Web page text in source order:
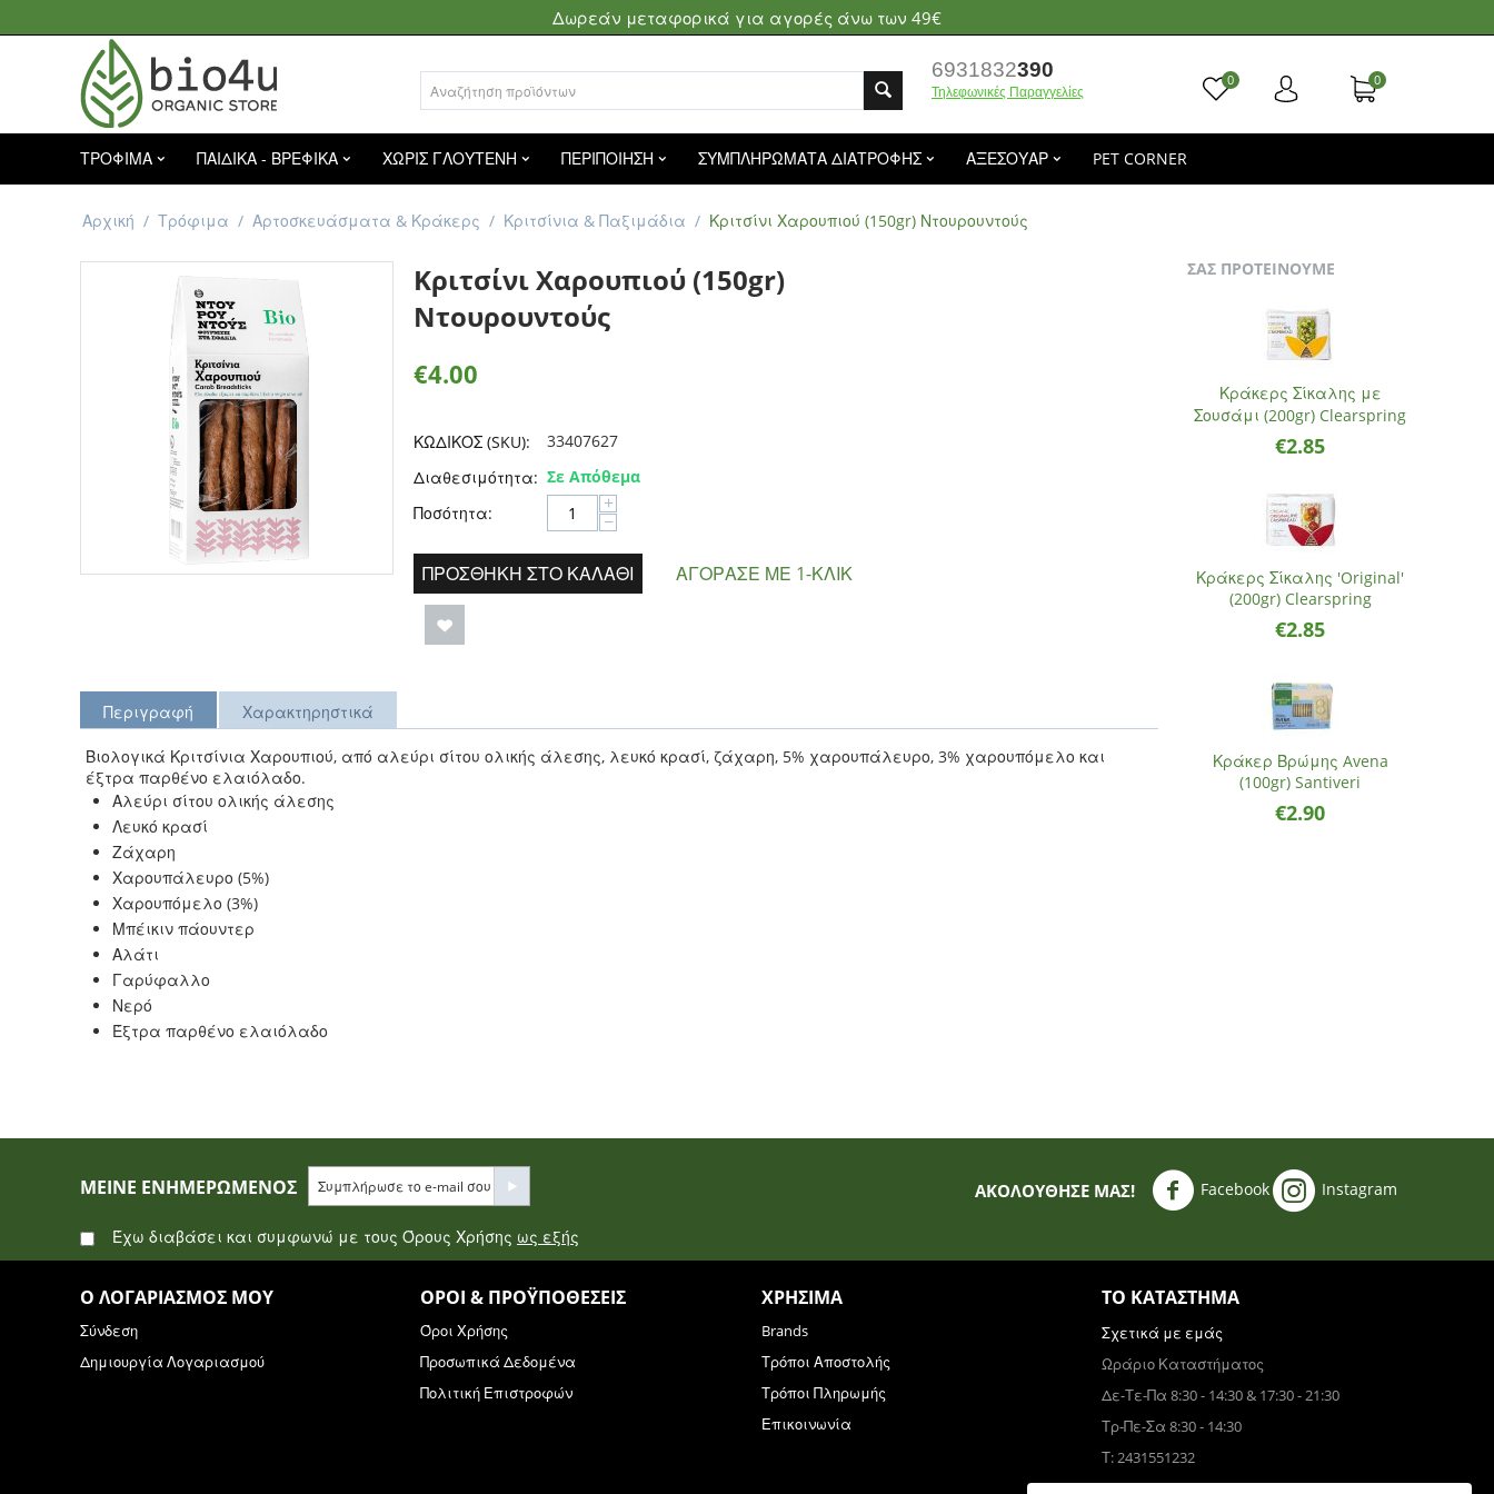
Δωρεάν μεταφορικά για αγορές άνω των 49€
6931832390
Τηλεφωνικές Παραγγελίες
0 0
ΤΡΟΦΙΜΑ ΠΑΙΔΙΚΑ - ΒΡΕΦΙΚΑ ΧΩΡΙΣ ΓΛΟΥΤΕΝΗ ΠΕΡΙΠΟΙΗΣΗ ΣΥΜΠΛΗΡΩΜΑΤΑ ΔΙΑΤΡΟΦΗΣ ΑΞΕΣΟΥΑΡ PET CORNER
Αρχική / Τρόφιμα / Αρτοσκευάσματα & Κράκερς / Κριτσίνια & Παξιμάδια / Κριτσίνι Χαρουπιού (150gr) Ντουρουντούς
Κριτσίνι Χαρουπιού (150gr)
Ντουρουντούς
€4.00
ΚΩΔΙΚΟΣ (SKU):
33407627
Διαθεσιμότητα: Σε Απόθεμα
Ποσότητα:
+
−
ΠΡΟΣΘΉΚΗ ΣΤΟ ΚΑΛΆΘΙ ΑΓΌΡΑΣΕ ΜΕ 1-ΚΛΙΚ
Περιγραφή Χαρακτηρηστικά
Βιολογικά Κριτσίνια Χαρουπιού, από αλεύρι σίτου ολικής άλεσης, λευκό κρασί, ζάχαρη, 5% χαρουπάλευρο, 3% χαρουπόμελο και
έξτρα παρθένο ελαιόλαδο.
Αλεύρι σίτου ολικής άλεσης
Λευκό κρασί
Ζάχαρη
Χαρουπάλευρο (5%)
Χαρουπόμελο (3%)
Μπέικιν πάουντερ
Αλάτι
Γαρύφαλλο
Νερό
Έξτρα παρθένο ελαιόλαδο
ΣΑΣ ΠΡΟΤΕΙΝΟΥΜΕ
Κράκερς Σίκαλης με
Σουσάμι (200gr) Clearspring
€2.85
Κράκερς Σίκαλης 'Original'
(200gr) Clearspring
€2.85
Κράκερ Βρώμης Avena
(100gr) Santiveri
€2.90
ΜΕΊΝΕ ΕΝΗΜΕΡΩΜΈΝΟΣ
Έχω διαβάσει και συμφωνώ με τους Όρους Χρήσης ως εξής
ΑΚΟΛΟΥΘΗΣΈ ΜΑΣ! Facebook Instagram
Ο ΛΟΓΑΡΙΑΣΜΌΣ ΜΟΥ
Σύνδεση
Δημιουργία Λογαριασμού
ΌΡΟΙ & ΠΡΟΫΠΟΘΈΣΕΙΣ
Όροι Χρήσης
Προσωπικά Δεδομένα
Πολιτική Επιστροφών
ΧΡΉΣΙΜΑ
Brands
Τρόποι Αποστολής
Τρόποι Πληρωμής
Επικοινωνία
ΤΟ ΚΑΤΆΣΤΗΜΑ
Σχετικά με εμάς
Ωράριο Καταστήματος
Δε-Τε-Πα 8:30 - 14:30 & 17:30 - 21:30
Τρ-Πε-Σα 8:30 - 14:30
Τ: 2431551232